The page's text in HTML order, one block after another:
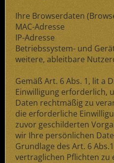
Ihre Browserdaten
MAC-Adresse
IP-Adresse
Betriebssystem- und
weitere, ableitbare
Gemäß Art. 6 Abs. 1, lit a
Einwilligung erforderlich,
Daten rechtmäßig zu
die erforderliche
zuvor geschilderten
wir Ihre persönlichen
Grundlage des Art. 6
vertraglichen Pflichten zu